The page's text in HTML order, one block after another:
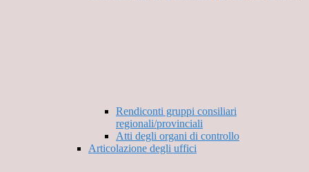
Rendiconti gruppi consiliari
regionali/provinciali
Atti degli organi di controllo
Articolazione degli uffici